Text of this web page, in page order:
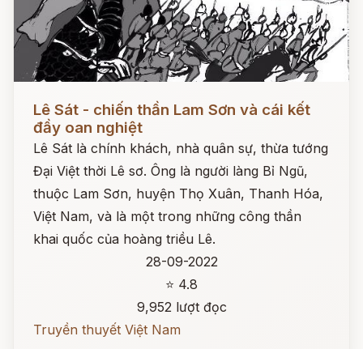
Lê Sát - chiến thần Lam Sơn và cái kết
đầy oan nghiệt
Lê Sát là chính khách, nhà quân sự, thừa tướng
Đại Việt thời Lê sơ. Ông là người làng Bỉ Ngũ,
thuộc Lam Sơn, huyện Thọ Xuân, Thanh Hóa,
Việt Nam, và là một trong những công thần
khai quốc của hoàng triều Lê.
28-09-2022
⭐ 4.8
9,952 lượt đọc
Truyền thuyết Việt Nam